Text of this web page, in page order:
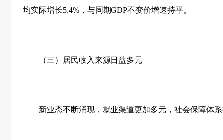
均实际增长5.4% ，与同期GDP不变价增速持平。
（三）居民收入来源日益多元
新业态不断涌现，就业渠道更加多元，社会保障体系